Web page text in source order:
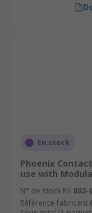
En stock
Phoenix
use with
N° de stock RS 803-
Référence fabricant